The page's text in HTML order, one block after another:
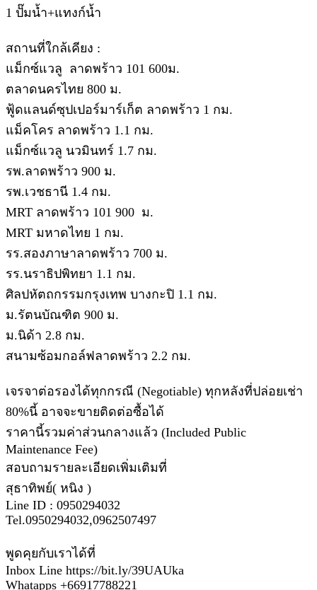
1 ปั๊มน้ำ+แทงก์น้ำ
สถานที่ใกล้เคียง :
แม็กซ์แวลู ลาดพร้าว 101 600ม.
ตลาดนครไทย 800 ม.
ฟู้ดแลนด์ซุปเปอร์มาร์เก็ต ลาดพร้าว 1 กม.
แม็คโคร ลาดพร้าว 1.1 กม.
แม็กซ์แวลู นวมินทร์ 1.7 กม.
รพ.ลาดพร้าว 900 ม.
รพ.เวชธานี 1.4 กม.
MRT ลาดพร้าว 101 900 ม.
MRT มหาดไทย 1 กม.
รร.สองภาษาลาดพร้าว 700 ม.
รร.นราธิปพิทยา 1.1 กม.
ศิลปหัตถกรรมกรุงเทพ บางกะปิ 1.1 กม.
ม.รัตนบัณฑิต 900 ม.
ม.นิด้า 2.8 กม.
สนามซ้อมกอล์ฟลาดพร้าว 2.2 กม.
เจรจาต่อรองได้ทุกกรณี (Negotiable) ทุกหลังที่ปล่อยเช่า
80%นี้ อาจจะขายติดต่อซื้อได้
ราคานี้รวมค่าส่วนกลางแล้ว (Included Public
Maintenance Fee)
สอบถามรายละเอียดเพิ่มเติมที่
สุธาทิพย์( หนิง )
Line ID : 0950294032
Tel.0950294032,0962507497
พูดคุยกับเราได้ที่
Inbox Line https://bit.ly/39UAUka
Whatapps +66917788221